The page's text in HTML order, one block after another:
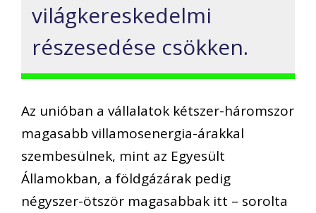
világkereskedelmi
részesedése csökken.
Az unióban a vállalatok kétszer-háromszor
magasabb villamosenergia-árakkal
szembesülnek, mint az Egyesült
Államokban, a földgázárak pedig
négyszer-ötször magasabbak itt – sorolta